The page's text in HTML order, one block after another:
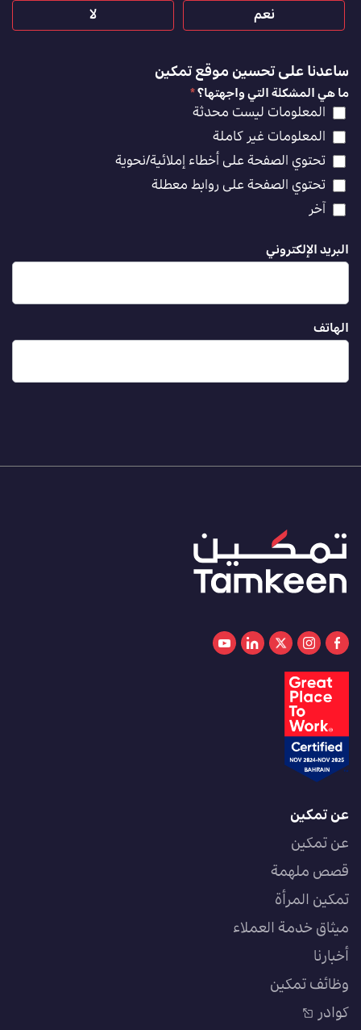
نعم لا
ساعدنا على تحسين موقع تمكين
ما هي المشكلة التي واجهتها؟*
المعلومات ليست محدثة
المعلومات غير كاملة
تحتوي الصفحة على أخطاء إملائية/نحوية
تحتوي الصفحة على روابط معطلة
آخر
البريد الإلكتروني
الهاتف
عن تمكين
عن تمكين
قصص ملهمة
تمكين المرأة
ميثاق خدمة العملاء
أخبارنا
وظائف تمكين
كوادر